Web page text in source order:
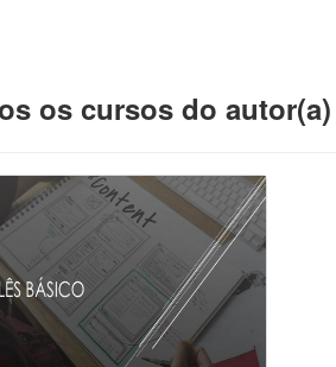
os cursos do autor(a)